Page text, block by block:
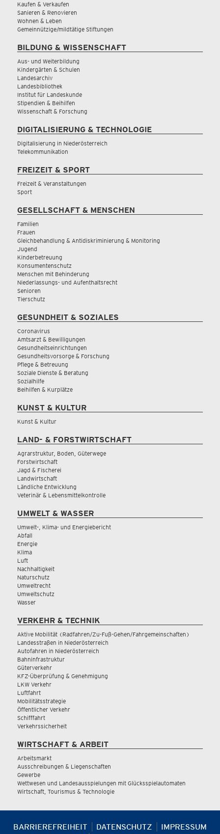
Kaufen & Verkaufen
Sanieren & Renovieren
Wohnen & Leben
Gemeinnützige/mildtätige Stiftungen
BILDUNG & WISSENSCHAFT
Aus- und Weiterbildung
Kindergärten & Schulen
Landesarchiv
Landesbibliothek
Institut für Landeskunde
Stipendien & Beihilfen
Wissenschaft & Forschung
DIGITALISIERUNG & TECHNOLOGIE
Digitalisierung in Niederösterreich
Telekommunikation
FREIZEIT & SPORT
Freizeit & Veranstaltungen
Sport
GESELLSCHAFT & MENSCHEN
Familien
Frauen
Gleichbehandlung & Antidiskriminierung & Monitoring
Jugend
Kinderbetreuung
Konsumentenschutz
Menschen mit Behinderung
Niederlassungs- und Aufenthaltsrecht
Senioren
Tierschutz
GESUNDHEIT & SOZIALES
Coronavirus
Amtsarzt & Bewilligungen
Gesundheitseinrichtungen
Gesundheitsvorsorge & Forschung
Pflege & Betreuung
Soziale Dienste & Beratung
Sozialhilfe
Beihilfen & Kurplätze
KUNST & KULTUR
Kunst & Kultur
LAND- & FORSTWIRTSCHAFT
Agrarstruktur, Boden, Güterwege
Forstwirtschaft
Jagd & Fischerei
Landwirtschaft
Ländliche Entwicklung
Veterinär & Lebensmittelkontrolle
UMWELT & WASSER
Umwelt-, Klima- und Energiebericht
Abfall
Energie
Klima
Luft
Nachhaltigkeit
Naturschutz
Umweltrecht
Umweltschutz
Wasser
VERKEHR & TECHNIK
Aktive Mobilität (Radfahren/Zu-Fuß-Gehen/Fahrgemeinschaften)
Landesstraßen in Niederösterreich
Autofahren in Niederösterreich
Bahninfrastruktur
Güterverkehr
KFZ-Überprüfung & Genehmigung
LKW Verkehr
Luftfahrt
Mobilitätsstrategie
Öffentlicher Verkehr
Schifffahrt
Verkehrssicherheit
WIRTSCHAFT & ARBEIT
Arbeitsmarkt
Ausschreibungen & Liegenschaften
Gewerbe
Wettwesen und Landesausspielungen mit Glücksspielautomaten
Wirtschaft, Tourismus & Technologie
BARRIEREFREIHEIT DATENSCHUTZ
IMPRESSUM